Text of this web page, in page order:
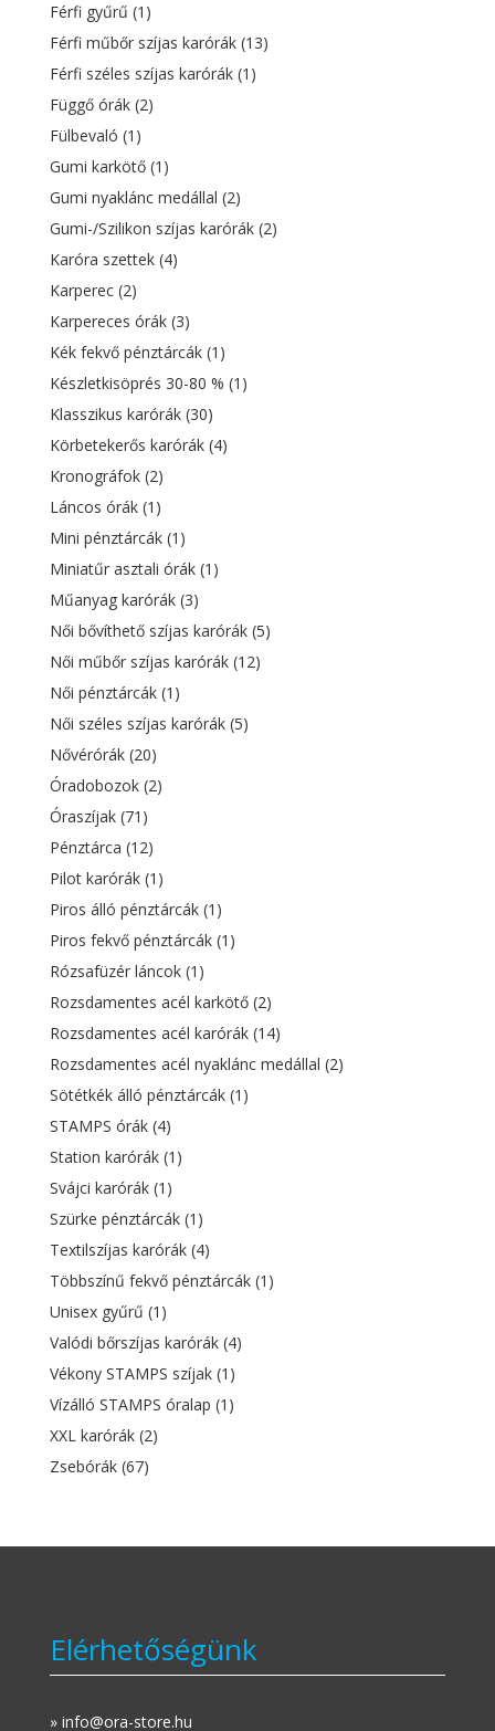
Férfi gyűrű (1)
Férfi műbőr szíjas karórák (13)
Férfi széles szíjas karórák (1)
Függő órák (2)
Fülbevaló (1)
Gumi karkötő (1)
Gumi nyaklánc medállal (2)
Gumi-/Szilikon szíjas karórák (2)
Karóra szettek (4)
Karperec (2)
Karpereces órák (3)
Kék fekvő pénztárcák (1)
Készletkisöprés 30-80 % (1)
Klasszikus karórák (30)
Körbetekerős karórák (4)
Kronográfok (2)
Láncos órák (1)
Mini pénztárcák (1)
Miniatűr asztali órák (1)
Műanyag karórák (3)
Női bővíthető szíjas karórák (5)
Női műbőr szíjas karórák (12)
Női pénztárcák (1)
Női széles szíjas karórák (5)
Nővérórák (20)
Óradobozok (2)
Óraszíjak (71)
Pénztárca (12)
Pilot karórák (1)
Piros álló pénztárcák (1)
Piros fekvő pénztárcák (1)
Rózsafüzér láncok (1)
Rozsdamentes acél karkötő (2)
Rozsdamentes acél karórák (14)
Rozsdamentes acél nyaklánc medállal (2)
Sötétkék álló pénztárcák (1)
STAMPS órák (4)
Station karórák (1)
Svájci karórák (1)
Szürke pénztárcák (1)
Textilszíjas karórák (4)
Többszínű fekvő pénztárcák (1)
Unisex gyűrű (1)
Valódi bőrszíjas karórák (4)
Vékony STAMPS szíjak (1)
Vízálló STAMPS óralap (1)
XXL karórák (2)
Zsebórák (67)
Elérhetőségünk
» info@ora-store.hu